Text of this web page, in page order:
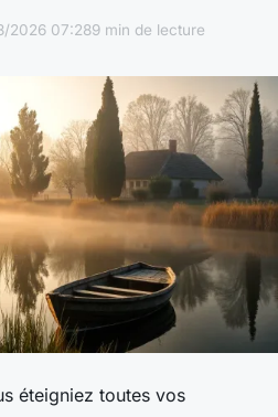
2026 07:289 min de lecture
éteigniez toutes vos